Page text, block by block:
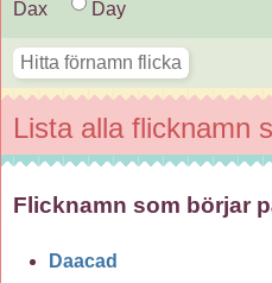
Dax
Day
Lista alla flicknamn
Flicknamn som börjar
Daacad